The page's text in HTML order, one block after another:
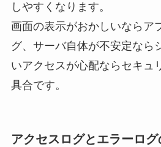
しやすくなります。
画面の表示がおかしいならア
グ、サーバ自体が不安定なら
いアクセスが心配ならセキュ
具合です。
アクセスログとエラーロ